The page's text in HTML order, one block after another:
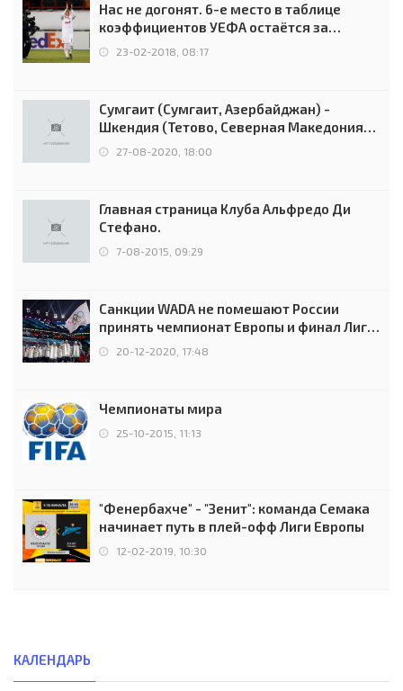
Нас не догонят. 6-е место в таблице
коэффициентов УЕФА остаётся за
Россией
23-02-2018, 08:17
Сумгаит (Сумгаит, Азербайджан) -
Шкендия (Тетово, Северная Македония) -
0:2 (0:0)
27-08-2020, 18:00
Главная страница Клуба Альфредо Ди
Стефано.
7-08-2015, 09:29
Санкции WADA не помешают России
принять чемпионат Европы и финал Лиги
чемпионов.
20-12-2020, 17:48
Чемпионаты мира
25-10-2015, 11:13
"Фенербахче" - "Зенит": команда Семака
начинает путь в плей-офф Лиги Европы
12-02-2019, 10:30
КАЛЕНДАРЬ